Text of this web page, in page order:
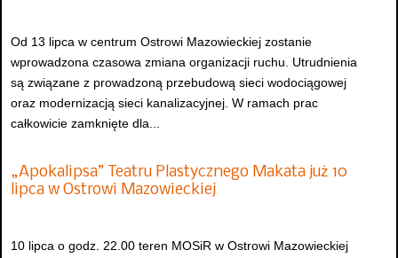
Od 13 lipca w centrum Ostrowi Mazowieckiej zostanie
wprowadzona czasowa zmiana organizacji ruchu. Utrudnienia
są związane z prowadzoną przebudową sieci wodociągowej
oraz modernizacją sieci kanalizacyjnej. W ramach prac
całkowicie zamknięte dla...
„Apokalipsa” Teatru Plastycznego Makata już 10
lipca w Ostrowi Mazowieckiej
10 lipca o godz. 22.00 teren MOSiR w Ostrowi Mazowieckiej